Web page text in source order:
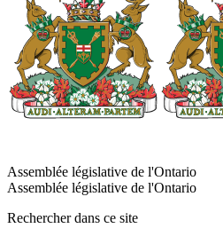
Assemblée législative de l'Ontario
Assemblée législative de l'Ontario
Rechercher dans ce site